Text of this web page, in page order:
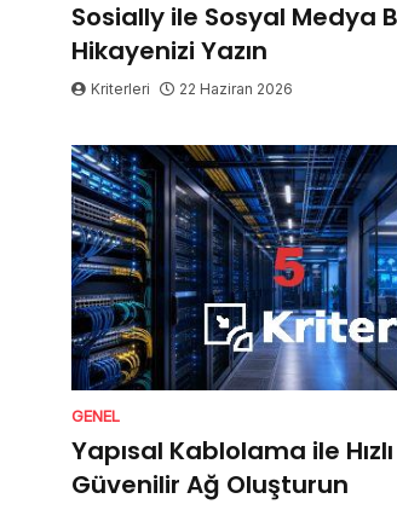
Sosially ile Sosyal Medya
Hikayenizi Yazın
Kriterleri 22 Haziran 2026
GENEL
Yapısal Kablolama ile
Güvenilir Ağ Oluşturun